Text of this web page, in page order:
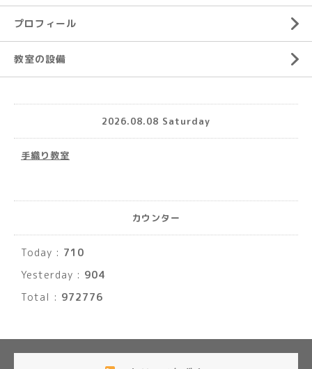
プロフィール
教室の設備
2026.08.08 Saturday
手織り教室
カウンター
Today : 710
Yesterday : 904
Total : 972776